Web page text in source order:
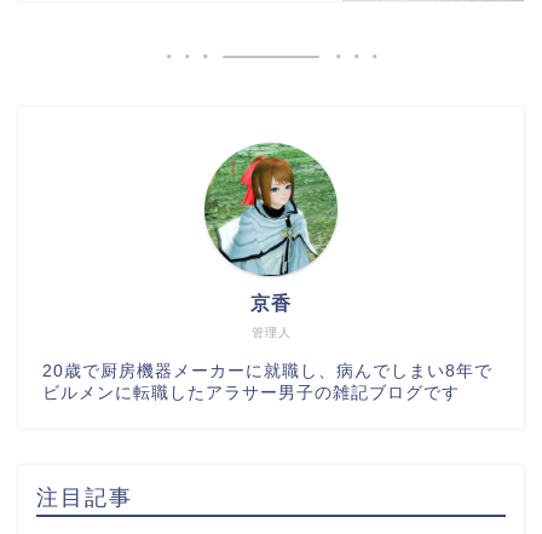
管理人
京香
20歳で厨房機器メーカーに就職し、病んでしまい8年で
ビルメンに転職したアラサー男子の雑記ブログです
注目記事